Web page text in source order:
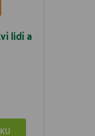
lidí a